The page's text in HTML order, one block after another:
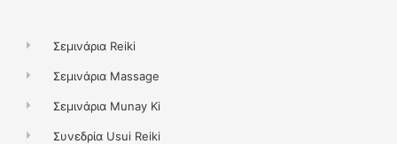
m
Σεμινάρια Reiki
Σεμινάρια Massage
Σεμινάρια Munay Ki
Συνεδρία Usui Reiki